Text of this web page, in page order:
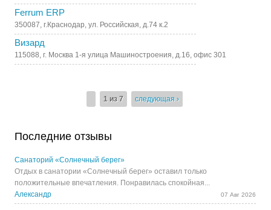
Ferrum ERP
350087, г.Краснодар, ул. Российская, д.74 к.2
Визард
115088, г. Москва 1-я улица Машиностроения, д.16, офис 301
1 из 7 следующая ›
Последние отзывы
Санаторий «Солнечный берег»
Отдых в санатории «Солнечный берег» оставил только
положительные впечатления. Понравилась спокойная...
Александр
07 Авг 2026